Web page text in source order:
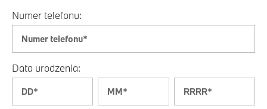
Numer telefonu:
Data urodzenia: